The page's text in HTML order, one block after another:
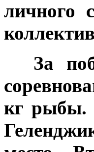
личного
За
кг рыбы.